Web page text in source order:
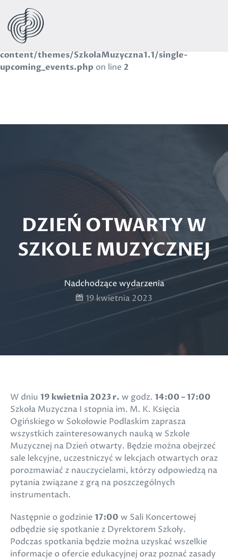
Warning: Use of undefined constant navbar - assumed
'navbar' (this will throw an Error in a future version of
PHP) in
content/themes/SzkolaMuzyczna1.1/single-
upcoming_events.php on line 2
DZIEŃ OTWARTY W
SZKOLE MUZYCZNEJ
Nadchodzące wydarzenia
19 kwietnia 2023
W dniu 19 kwietnia 2023 r. w godz. 14:00 – 17:00
Szkoła Muzyczna I stopnia im. M. K. Księcia
Ogińskiego w Sokołowie Podlaskim zaprasza
wszystkich zainteresowanych nauką w Szkole
Muzycznej na Dzień otwarty. Będzie można obejrzeć
sale lekcyjne, uczestniczyć w lekcjach otwartych oraz
porozmawiać z nauczycielami, którzy odpowiedzą na
pytania związane z grą na poszczególnych
instrumentach.
Następnie o godzinie 17:00 w Sali Koncertowej
odbędzie się spotkanie z Dyrektorem Szkoły.
Podczas spotkania będzie można uzyskać wszelkie
informacje o ofercie edukacyjnej oraz poznać zasady